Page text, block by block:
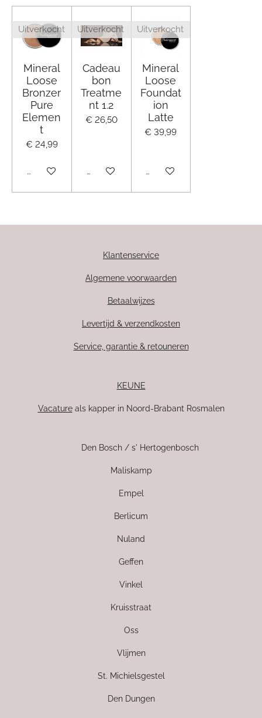
Uitverkocht
Mineral
Loose
Bronzer
Pure
Elemen
t
€ 24,99
Uitverkocht
Uitverkocht
Cadeau
bon
Treatme
nt 1.2
€ 26,50
Uitverkocht
Uitverkocht
Mineral
Loose
Foundat
ion
Latte
€ 39,99
Uitverkocht
Klantenservice
Algemene voorwaarden
Betaalwijzes
Levertijd & verzendkosten
Service, garantie & retouneren
KEUNE
Vacatureals kapper in Noord-Brabant Rosmalen
Den Bosch / s' Hertogenbosch
Maliskamp
Empel
Berlicum
Nuland
Geffen
Vinkel
Kruisstraat
Oss
Vlijmen
St. Michielsgestel
Den Dungen